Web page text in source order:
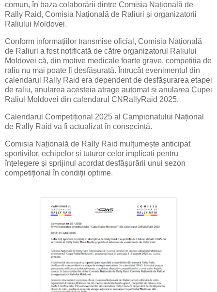
comun, în baza colaborării dintre Comisia Națională de
Rally Raid, Comisia Națională de Raliuri și organizatorii
Raliului Moldovei.
Conform informațiilor transmise oficial, Comisia Națională
de Raliuri a fost notificată de către organizatorul Raliului
Moldovei că, din motive medicale foarte grave, competiția de
raliu nu mai poate fi desfășurată. Întrucât evenimentul din
calendarul Rally Raid era dependent de desfășurarea etapei
de raliu, anularea acesteia atrage automat și anularea Cupei
Raliul Moldovei din calendarul CNRallyRaid 2025.
Calendarul Competițional 2025 al Campionatului Național
de Rally Raid va fi actualizat în consecință.
Comisia Națională de Rally Raid mulțumește anticipat
sportivilor, echipelor și tuturor celor implicați pentru
înțelegere și sprijinul acordat desfășurării unui sezon
competițional în condiții optime.